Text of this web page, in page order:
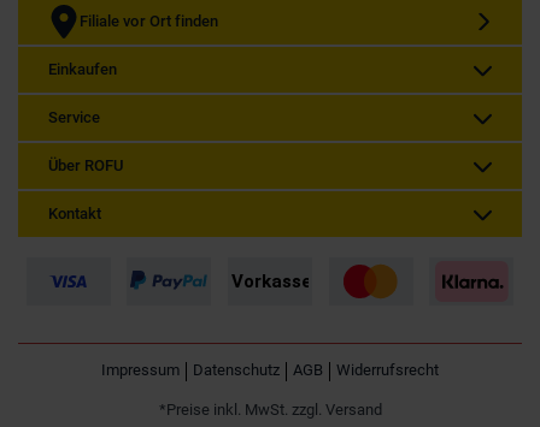
Filiale vor Ort finden
Einkaufen
Service
Über ROFU
Kontakt
Impressum Datenschutz AGB Widerrufsrecht
*Preise inkl. MwSt. zzgl. Versand